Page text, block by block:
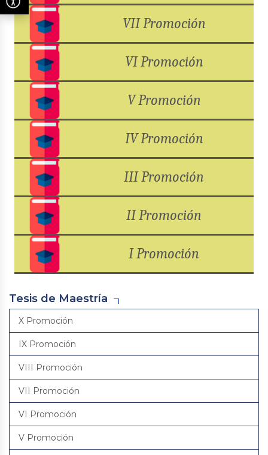
VII Promoción
VI Promoción
V Promoción
IVPromoción
III Promoción
II Promoción
I Promoción
Tesis de Maestría
X Promoción
IX Promoción
VIII Promoción
VII Promoción
VI Promoción
V Promoción